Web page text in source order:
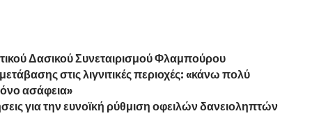
Δασικού Συνεταιρισμού Φλαμπούρου
στις λιγνιτικές περιοχές: «κάνω πολύ
ασάφεια»
για την ευνοϊκή ρύθμιση οφειλών δανειοληπτών